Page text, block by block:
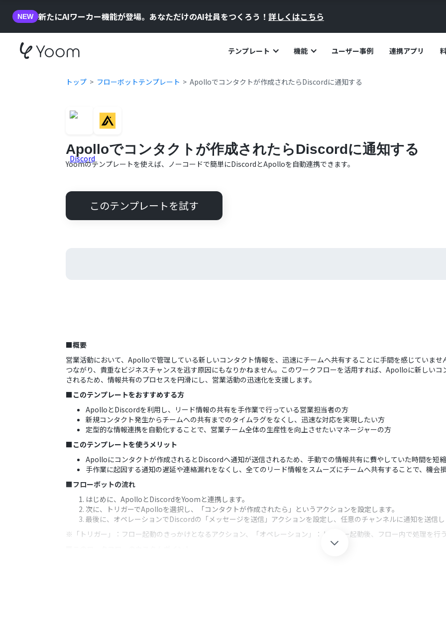
NEW 新たにAIワーカー機能が登場。あなただけのAI社員をつくろう！ 詳しくはこちら
テンプレート 機能 ユーザー事例 連携アプリ
トップ フローボットテンプレート Apolloでコンタクトが作成されたらDiscordに通知する
Apolloでコンタクトが作成されたらDiscordに通知する
Yoomのテンプレートを使えば、ノーコードで簡単にDiscordとApolloを自動連携できます。
このテンプレートを試す
■概要
営業活動において、Apolloで管理している新しいコンタクト情報を、迅速にチームへ共有することに手間を感じていま
つながり、貴重なビジネスチャンスを逃す原因にもなりかねません。このワークフローを活用すれば、Apolloに新しい
されるため、情報共有のプロセスを円滑にし、営業活動の迅速化を支援します。
■このテンプレートをおすすめする方
ApolloとDiscordを利用し、リード情報の共有を手作業で行っている営業担当者の方
新規コンタクト発生からチームへの共有までのタイムラグをなくし、迅速な対応を実現したい方
定型的な情報連携を自動化することで、営業チーム全体の生産性を向上させたいマネージャーの方
■このテンプレートを使うメリット
Apolloにコンタクトが作成されるとDiscordへ通知が送信されるため、手動での情報共有に費やしていた時間を短
手作業に起因する通知の遅延や連絡漏れをなくし、全てのリード情報をスムーズにチームへ共有することで、機会
■フローボットの流れ
はじめに、ApolloとDiscordをYoomと連携します。
次に、トリガーでApolloを選択し、「コンタクトが作成されたら」というアクションを設定します。
最後に、オペレーションでDiscordの「メッセージを送信」アクションを設定し、任意のチャンネルに通知を送信
※「トリガー」：フロー起動のきっかけとなるアクション、「オペレーション」：トリガー起動後、フロー内で処理を行